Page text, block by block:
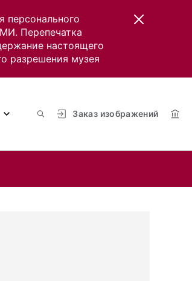
персонального
Перепечатка
настоящего
разрешения музея
Заказ изображений